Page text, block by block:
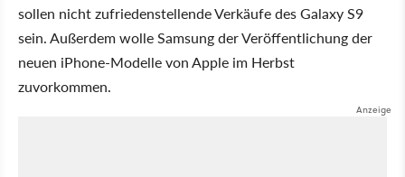
sollen nicht zufriedenstellende Verkäufe des Galaxy S9
sein. Außerdem wolle Samsung der Veröffentlichung der
neuen iPhone-Modelle von Apple im Herbst
zuvorkommen.